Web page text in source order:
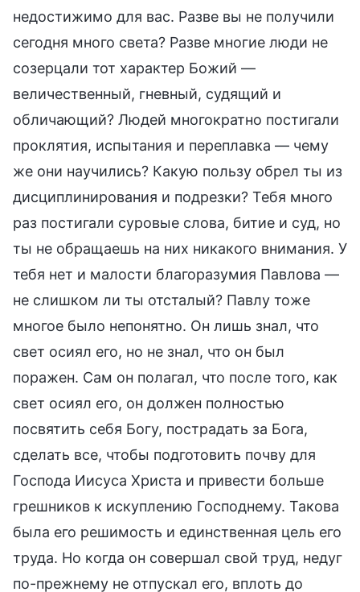
недостижимо для вас. Разве вы не получили
сегодня много света? Разве многие люди не
созерцали тот характер Божий —
величественный, гневный, судящий и
обличающий? Людей многократно постигали
проклятия, испытания и переплавка — чему
же они научились? Какую пользу обрел ты из
дисциплинирования и подрезки? Тебя много
раз постигали суровые слова, битие и суд, но
ты не обращаешь на них никакого внимания. У
тебя нет и малости благоразумия Павлова —
не слишком ли ты отсталый? Павлу тоже
многое было непонятно. Он лишь знал, что
свет осиял его, но не знал, что он был
поражен. Сам он полагал, что после того, как
свет осиял его, он должен полностью
посвятить себя Богу, пострадать за Бога,
сделать все, чтобы подготовить почву для
Господа Иисуса Христа и привести больше
грешников к искуплению Господнему. Такова
была его решимость и единственная цель его
труда. Но когда он совершал свой труд, недуг
по-прежнему не отпускал его, вплоть до